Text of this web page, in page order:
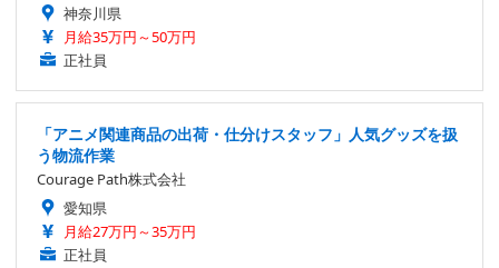
神奈川県
月給35万円～50万円
正社員
「アニメ関連商品の出荷・仕分けスタッフ」人気グッズを扱
う物流作業
Courage Path株式会社
愛知県
月給27万円～35万円
正社員